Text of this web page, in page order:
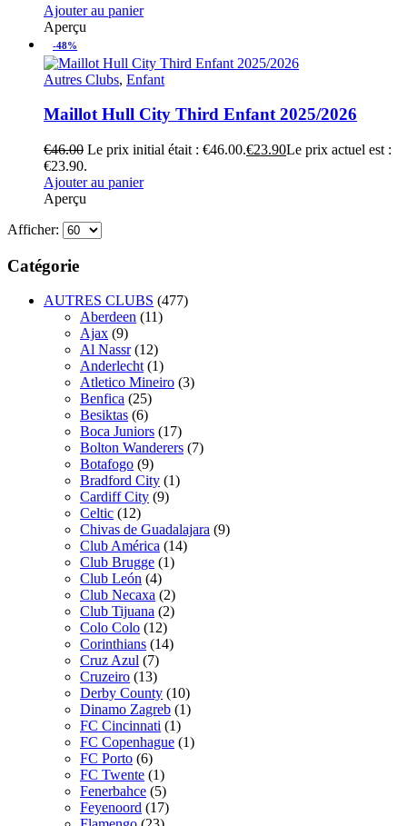
Ajouter au panier
Aperçu
-48%
Autres Clubs, Enfant
Maillot Hull City Third Enfant 2025/2026
€46.00 Le prix initial était : €46.00.€23.90Le prix actuel est :
€23.90.
Ajouter au panier
Aperçu
Afficher:
Catégorie
AUTRES CLUBS (477)
Aberdeen (11)
Ajax (9)
Al Nassr (12)
Anderlecht (1)
Atletico Mineiro (3)
Benfica (25)
Besiktas (6)
Boca Juniors (17)
Bolton Wanderers (7)
Botafogo (9)
Bradford City (1)
Cardiff City (9)
Celtic (12)
Chivas de Guadalajara (9)
Club América (14)
Club Brugge (1)
Club León (4)
Club Necaxa (2)
Club Tijuana (2)
Colo Colo (12)
Corinthians (14)
Cruz Azul (7)
Cruzeiro (13)
Derby County (10)
Dinamo Zagreb (1)
FC Cincinnati (1)
FC Copenhague (1)
FC Porto (6)
FC Twente (1)
Fenerbahce (5)
Feyenoord (17)